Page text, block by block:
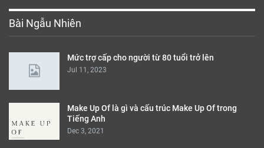
Bài Ngẫu Nhiên
Mức trợ cấp cho người từ 80 tuổi trở lên
Jul 11, 2023
Make Up Of là gì và cấu trúc Make Up Of trong
Tiếng Anh
Dec 3, 2021